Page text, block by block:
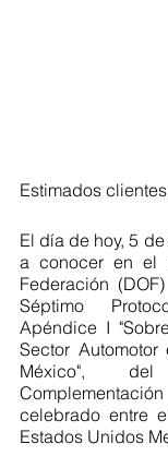
Estimados
El día de hoy, 5
a conocer en el
Federación
Séptimo
Apéndice I
Sector
México",
celebrado entre
Estados Unidos